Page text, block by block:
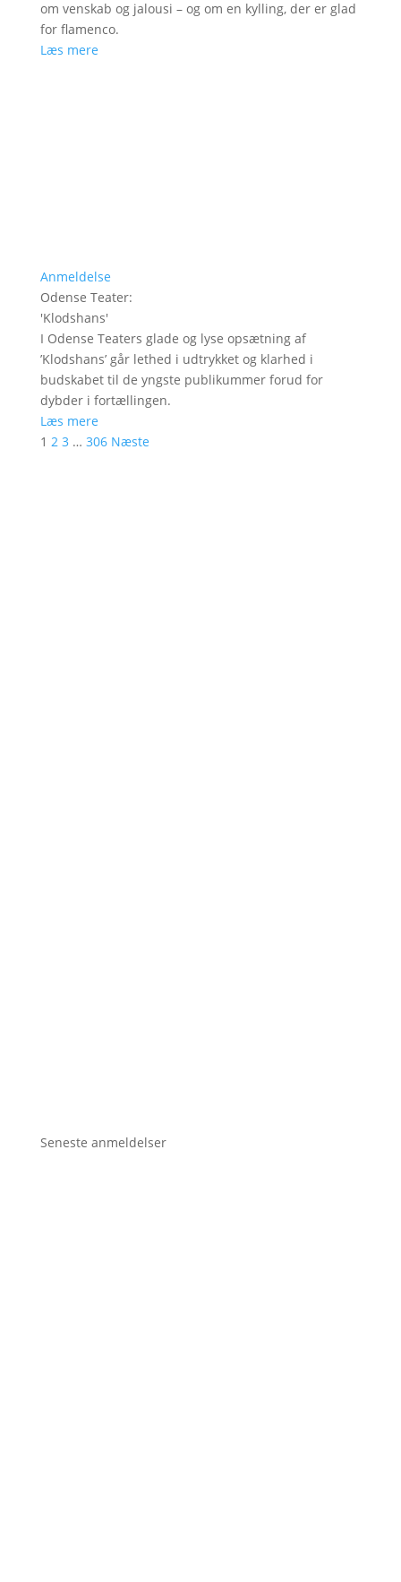
om venskab og jalousi – og om en kylling, der er glad
for flamenco.
Læs mere
Anmeldelse
Odense Teater:
'Klodshans'
I Odense Teaters glade og lyse opsætning af
’Klodshans’ går lethed i udtrykket og klarhed i
budskabet til de yngste publikummer forud for
dybder i fortællingen.
Læs mere
1 2 3 … 306 Næste
Seneste anmeldelser